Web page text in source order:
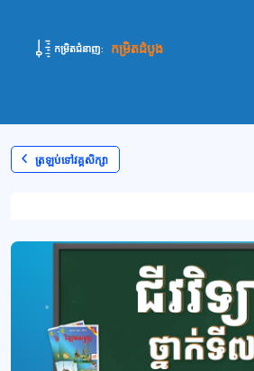
កម្រិតជំនាញ: កម្រិតដំបូង
ត្រឡប់ទៅវគ្គសិក្សា
ប្លុក